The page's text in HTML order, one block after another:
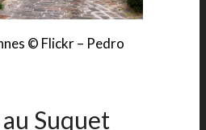
© Flickr – Pedro
Suquet